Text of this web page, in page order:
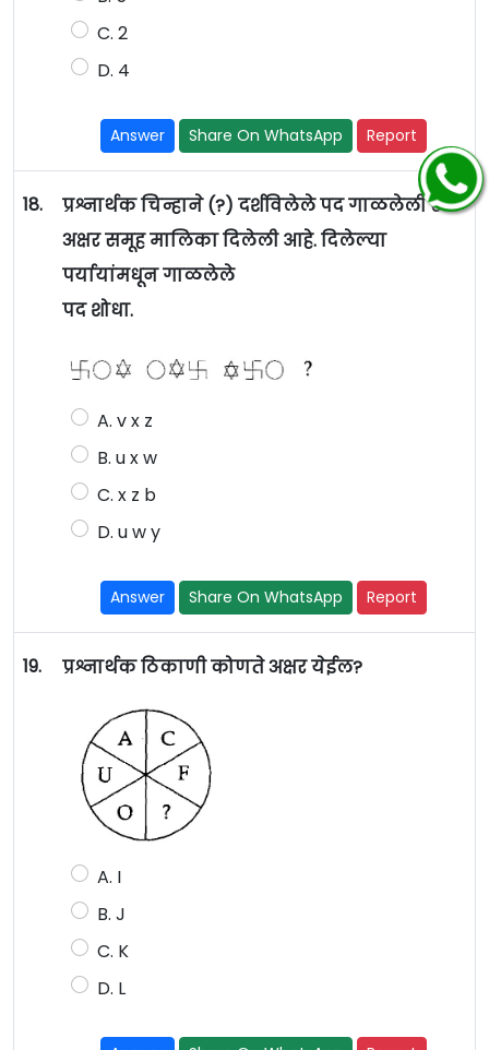
C. 2
D. 4
Answer Share On WhatsApp Report
18.
प्रश्नार्थक चिन्हाने (?) दर्शविलेले पद गाळलेली एक
अक्षर समूह मालिका दिलेली आहे. दिलेल्या
पर्यायांमधून गाळलेले
पद शोधा.
A. v x z
B. u x w
C. x z b
D. u w y
Answer Share On WhatsApp Report
19. प्रश्नार्थक ठिकाणी कोणते अक्षर येईल?
A. I
B. J
C. K
D. L